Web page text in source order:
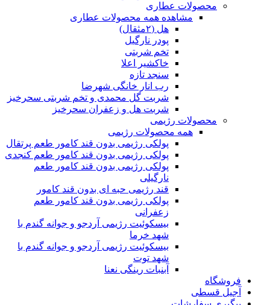
محصولات عطاری
مشاهده همه محصولات عطاری
هل (۲مثقال)
پودر نارگیل
تخم شربتی
خاکشیر اعلا
سنجد تازه
رب انار خانگی شهرضا
شربت گل محمدی و تخم شربتی سحرخیز
شربت هل و زعفران سحرخیز
محصولات رژیمی
همه محصولات رژیمی
پولکی رژیمی بدون قند کامور طعم پرتقال
پولکی رژیمی بدون قند کامور طعم کنجدی
پولکی رژیمی بدون قند کامور طعم
نارگیلی
قند رژیمی حبه ای بدون قند کامور
پولکی رژیمی بدون قند کامور طعم
زعفرانی
بيسکوئيت رژیمی آردجو و جوانه گندم با
شهد خرما
بيسکوئيت رژیمی آردجو و جوانه گندم با
شهد توت
آبنبات رینگی نعنا
فروشگاه
آجیل قسطی